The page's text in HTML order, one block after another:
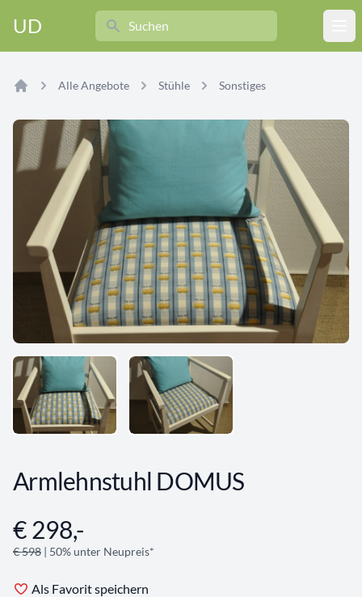
UD
Search
Alle Angebote Stühle Sonstiges
Armlehnstuhl DOMUS
Angebotsinformationen
€ 298,-
€ 598 | 50% unter Neupreis*
Als Favorit speichern